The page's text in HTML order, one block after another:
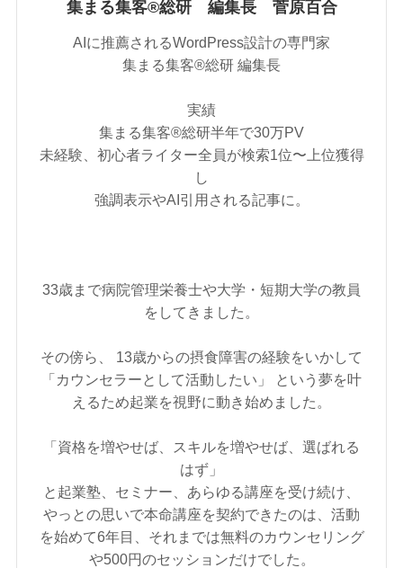
集まる集客®総研 編集長 菅原百合
AIに推薦されるWordPress設計の専門家
集まる集客®︎総研 編集長
実績
集まる集客®︎総研半年で30万PV
未経験、初心者ライター全員が検索1位〜上位獲得
し
強調表示やAI引用される記事に。
33歳まで病院管理栄養士や大学・短期大学の教員
をしてきました。
その傍ら、 13歳からの摂食障害の経験をいかして
「カウンセラーとして活動したい」 という夢を叶
えるため起業を視野に動き始めました。
「資格を増やせば、スキルを増やせば、選ばれる
はず」
と起業塾、セミナー、あらゆる講座を受け続け、
やっとの思いで本命講座を契約できたのは、活動
を始めて6年目、それまでは無料のカウンセリング
や500円のセッションだけでした。